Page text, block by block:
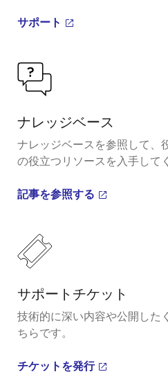
サポート
ナレッジベース
ナレッジベースを参照して、
の役立つリソースを入手して
記事を参照する
サポートチケット
技術的に深い内容や公開した
ちらです。
チケットを発行